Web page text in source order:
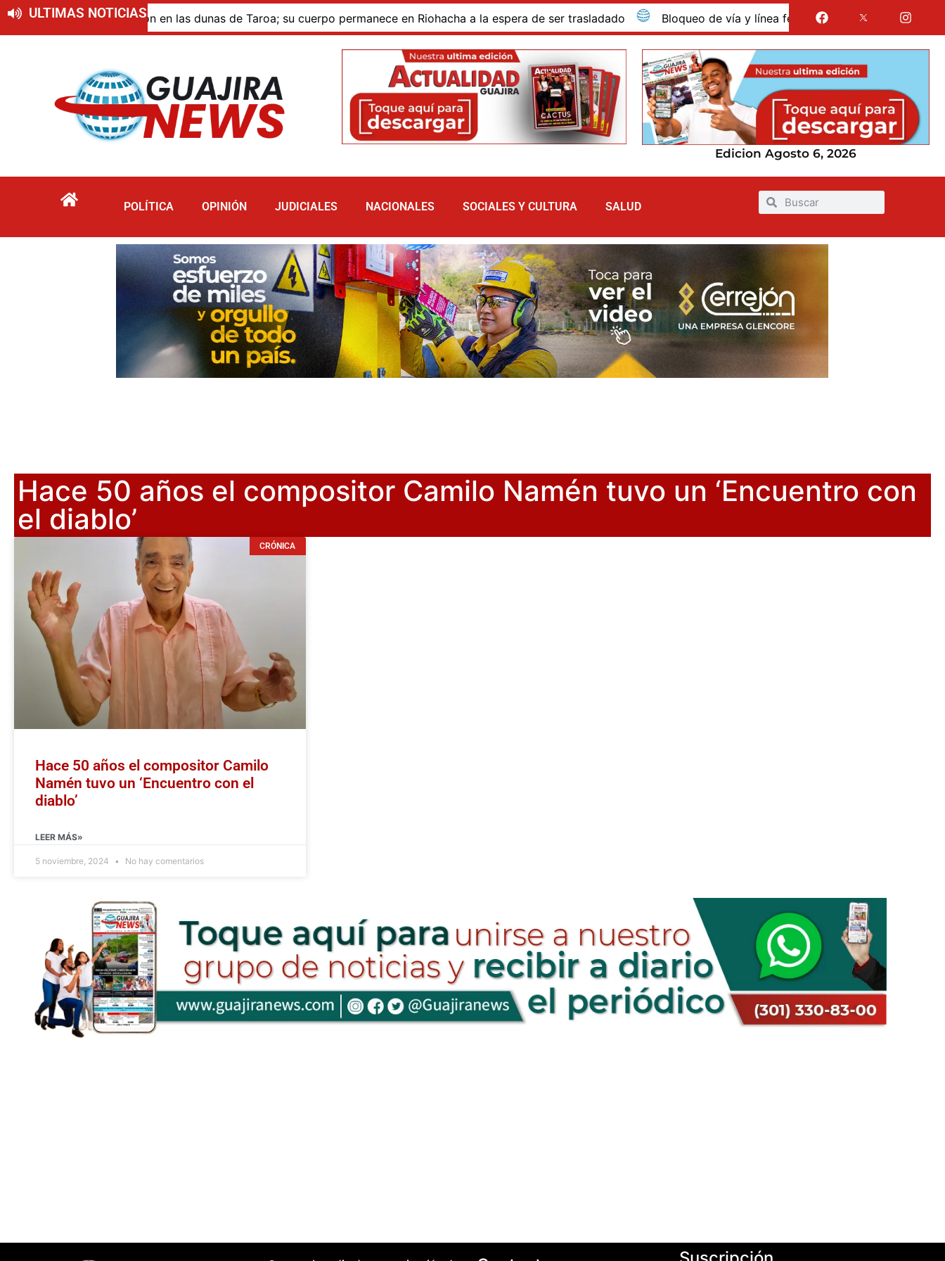
ULTIMAS NOTICIAS
por inmersión en las dunas de Taroa; su cuerpo permanece en Riohacha a la espera de ser trasladado Bloqueo de vía y línea férrea en Albania por presunto
Edicion Agosto 6, 2026
POLÍTICA OPINIÓN JUDICIALES NACIONALES SOCIALES Y CULTURA SALUD
Hace 50 años el compositor Camilo Namén tuvo un ‘Encuentro con
el diablo’
CRÓNICA
Hace 50 años el compositor Camilo
Namén tuvo un ‘Encuentro con el
diablo’
LEER MÁS»
5 noviembre, 2024 No hay comentarios